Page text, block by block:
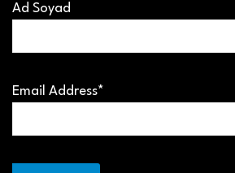
Ad Soyad
Email Address*